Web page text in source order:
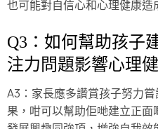
也可能對自信心和心理健康造
Q3：如何幫助孩子
注力問題影響心理
A3：家長應多讚賞孩子努力
果，咁可以幫助佢哋建立正